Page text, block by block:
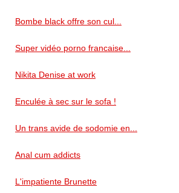
Bombe black offre son cul...
Super vidéo porno francaise...
Nikita Denise at work
Enculée à sec sur le sofa !
Un trans avide de sodomie en...
Anal cum addicts
L'impatiente Brunette